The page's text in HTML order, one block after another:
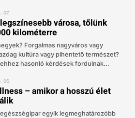
07.
városa, tőlünk
kilométerre
Forgalmas nagyváros vagy
kultúra vagy pihentető természet?
hasonló kérdések fordulnak...
06.
– amikor a hosszú élet
egyik legmeghatározóbb